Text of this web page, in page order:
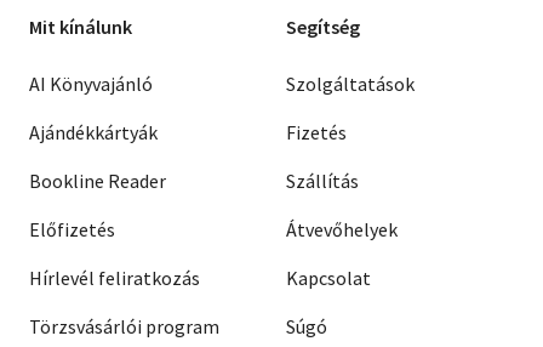
Mit kínálunk
AI Könyvajánló
Ajándékkártyák
Bookline Reader
Előfizetés
Hírlevél feliratkozás
Törzsvásárlói program
Segítség
Szolgáltatások
Fizetés
Szállítás
Átvevőhelyek
Kapcsolat
Súgó